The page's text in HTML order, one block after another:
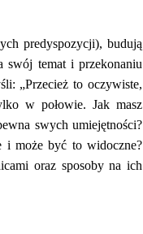
predyspozycji), budują
swój temat i przekonaniu
„Przecież to oczywiste,
w połowie. Jak masz
swych umiejętności?
i może być to widoczne?
oraz sposoby na ich